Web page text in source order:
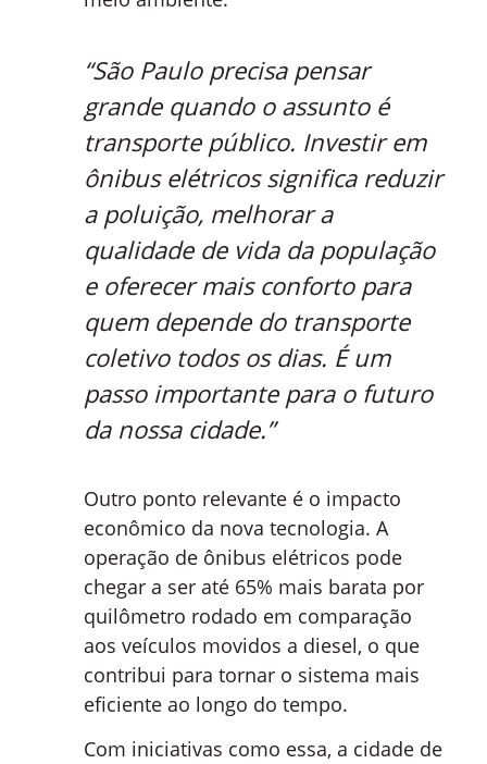
“São Paulo precisa pensar
grande quando o assunto é
transporte público. Investir em
ônibus elétricos significa reduzir
a poluição, melhorar a
qualidade de vida da população
e oferecer mais conforto para
quem depende do transporte
coletivo todos os dias. É um
passo importante para o futuro
da nossa cidade.”
Outro ponto relevante é o impacto
econômico da nova tecnologia. A
operação de ônibus elétricos pode
chegar a ser até 65% mais barata por
quilômetro rodado em comparação
aos veículos movidos a diesel, o que
contribui para tornar o sistema mais
eficiente ao longo do tempo.
Com iniciativas como essa, a cidade de